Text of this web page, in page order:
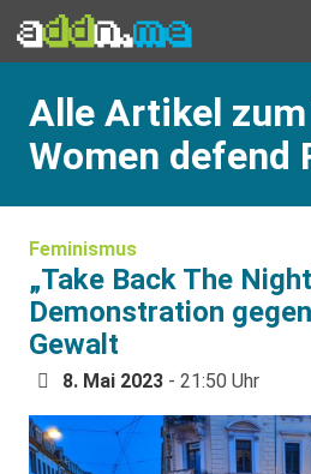
Alle Artikel
Women defend
Feminismus
„Take Back The
Demonstration
Gewalt
8. Mai 2023 - 21:50 Uhr